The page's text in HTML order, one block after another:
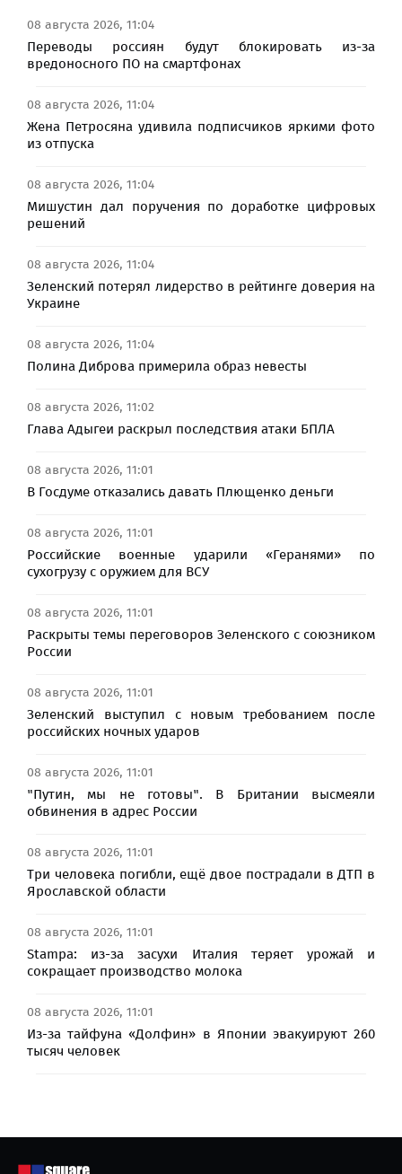
08 августа 2026, 11:04
Переводы россиян будут блокировать из-за
вредоносного ПО на смартфонах
08 августа 2026, 11:04
Жена Петросяна удивила подписчиков яркими фото
из отпуска
08 августа 2026, 11:04
Мишустин дал поручения по доработке цифровых
решений
08 августа 2026, 11:04
Зеленский потерял лидерство в рейтинге доверия на
Украине
08 августа 2026, 11:04
Полина Диброва примерила образ невесты
08 августа 2026, 11:02
Глава Адыгеи раскрыл последствия атаки БПЛА
08 августа 2026, 11:01
В Госдуме отказались давать Плющенко деньги
08 августа 2026, 11:01
Российские военные ударили «Геранями» по
сухогрузу с оружием для ВСУ
08 августа 2026, 11:01
Раскрыты темы переговоров Зеленского с союзником
России
08 августа 2026, 11:01
Зеленский выступил с новым требованием после
российских ночных ударов
08 августа 2026, 11:01
"Путин, мы не готовы". В Британии высмеяли
обвинения в адрес России
08 августа 2026, 11:01
Три человека погибли, ещё двое пострадали в ДТП в
Ярославской области
08 августа 2026, 11:01
Stampa: из-за засухи Италия теряет урожай и
сокращает производство молока
08 августа 2026, 11:01
Из-за тайфуна «Долфин» в Японии эвакуируют 260
тысяч человек